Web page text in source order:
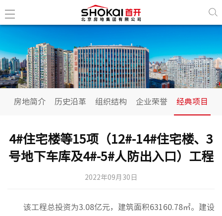
房地简
经典项
古建工
房地简介 历史沿革 组织结构 企业荣誉 经典项目
4#住宅楼等15项（12#-14#住宅楼、3
号地下车库及4#-5#人防出入口）工程
2022年09月30日
该工程总投资为3.08亿元，建筑面积63160.78㎡。建设